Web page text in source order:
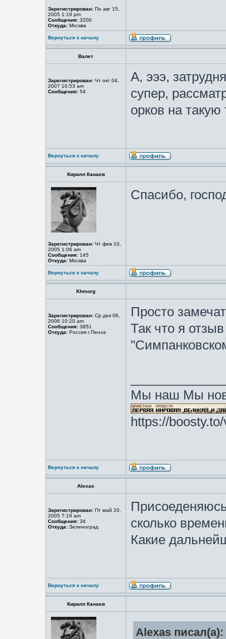
Зарегистрирован: Пн авг 15,
2005 1:19 pm
Сообщения: 3200
Откуда: Москва
Вернуться к началу
Валет
Зарегистрирован: Чт окт 04,
2007 10:53 am
Сообщения: 54
А, эээ,
супер,
орков на такую
Вернуться к началу
Кирилл Канаев
Зарегистрирован: Чт фев 10,
2005 1:06 am
Сообщения: 145
Откуда: Москва
Спасибо,
Вернуться к началу
Khmorg
Зарегистрирован: Ср дек 06,
2006 10:20 am
Сообщения: 3851
Откуда: Россия г.Пенза
Просто
Так что я
Мы наш Мы
https://
Вернуться к началу
Alexas
Зарегистрирован: Пт май 20,
2005 7:19 am
Сообщения: 34
Откуда: Зеленоград
сколько
Какие
Вернуться к началу
Кирилл Канаев
Alexas писал(а):